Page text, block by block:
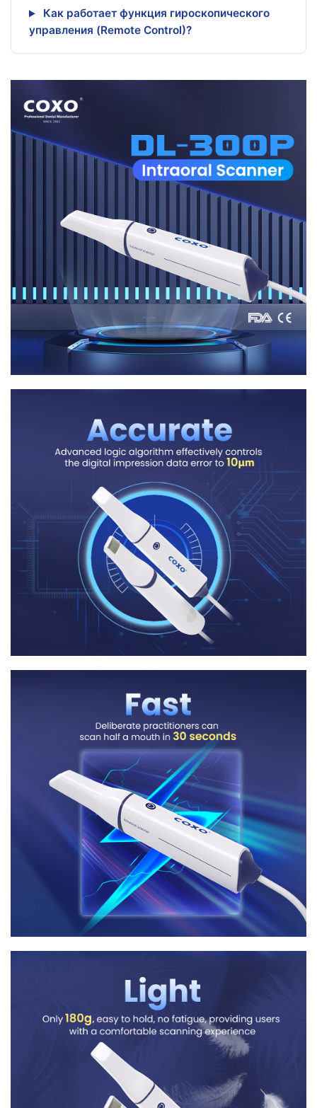
Как работает функция гироскопического
управления (Remote Control)?